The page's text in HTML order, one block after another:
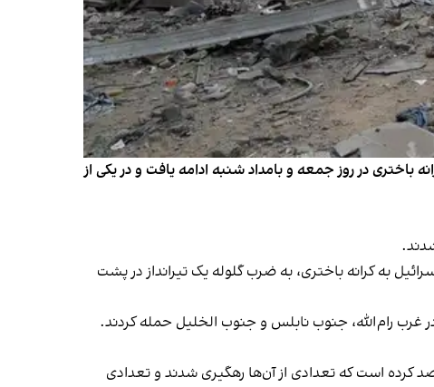
در روز جمعه و بامداد شنبه ادامه یافت و در یکی از
به کرانه باختری، به ضرب گلوله یک تیرانداز در پشت
غرب رام‌الله، جنوب نابلس و جنوب الخلیل حمله کردند.
بودند رصد کرده است که تعدادی از آن‌ها رهگیری شدند و تعدادی